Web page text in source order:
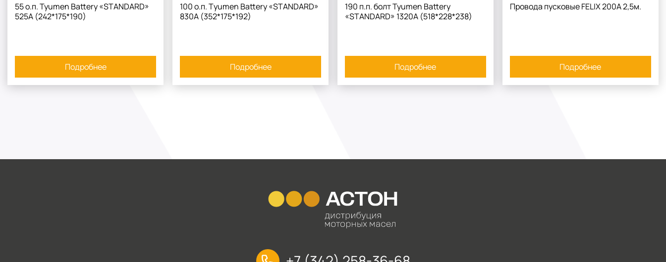
55 о.п. Tyumen Battery «STANDARD»
525А (242*175*190)
Подробнее
100 о.п. Тyumen Battery «STANDARD»
830А (352*175*192)
Подробнее
190 п.п. болт Tyumen Battery
«STANDARD» 1320А (518*228*238)
Подробнее
Провода пусковые FELIX 200А 2,5м.
Подробнее